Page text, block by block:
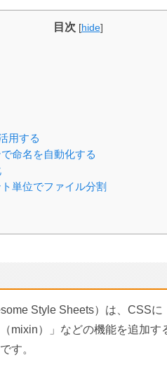
目次 [hide]
用する
命名を自動化する
単位でファイル分割
Style Sheets）は、CSSに
mixin）」などの機能を追加す
す。